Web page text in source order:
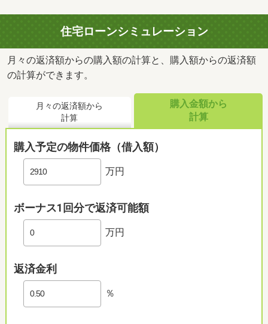
住宅ローンシミュレーション
月々の返済額からの購入額の計算と、購入額からの返済額
の計算ができます。
月々の返済額から
計算
購入金額から
計算
購入予定の物件価格（借入額）
万円
ボーナス1回分で返済可能額
万円
返済金利
％